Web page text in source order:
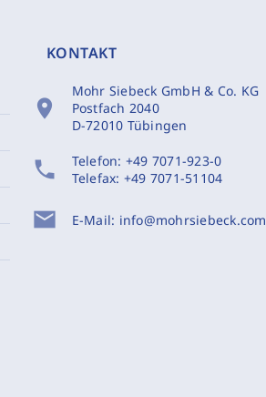
KONTAKT
location_on
Mohr Siebeck GmbH & Co. KG
Postfach 2040
D-72010 Tübingen
phone Telefon: +49 7071-923-0
Telefax: +49 7071-51104
mail E-Mail: info@mohrsiebeck.com